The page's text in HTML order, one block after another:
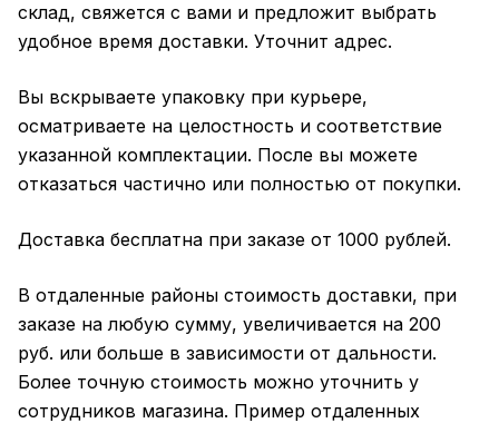
склад, свяжется с вами и предложит выбрать
удобное время доставки. Уточнит адрес.
Вы вскрываете упаковку при курьере,
осматриваете на целостность и соответствие
указанной комплектации. После вы можете
отказаться частично или полностью от покупки.
Доставка бесплатна при заказе от 1000 рублей.
В отдаленные районы стоимость доставки, при
заказе на любую сумму, увеличивается на 200
руб. или больше в зависимости от дальности.
Более точную стоимость можно уточнить у
сотрудников магазина. Пример отдаленных